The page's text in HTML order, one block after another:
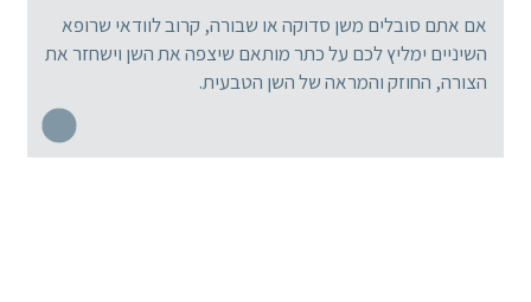
אם אתם סובלים משן סדוקה או שבורה, קרוב לוודאי שרופא
השיניים ימליץ לכם על כתר מותאם שיצפה את השן וישחזר את
הצורה, החוזק והמראה של השן הטבעית.